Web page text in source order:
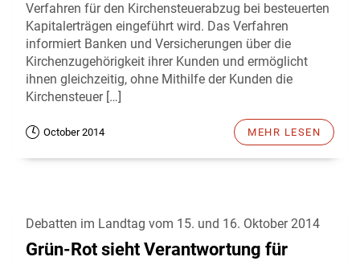
Verfahren für den Kirchensteuerabzug bei besteuerten
Kapitalerträgen eingeführt wird. Das Verfahren
informiert Banken und Versicherungen über die
Kirchenzugehörigkeit ihrer Kunden und ermöglicht
ihnen gleichzeitig, ohne Mithilfe der Kunden die
Kirchensteuer […]
October 2014 MEHR LESEN
Debatten im Landtag vom 15. und 16. Oktober 2014
Grün-Rot sieht Verantwortung für